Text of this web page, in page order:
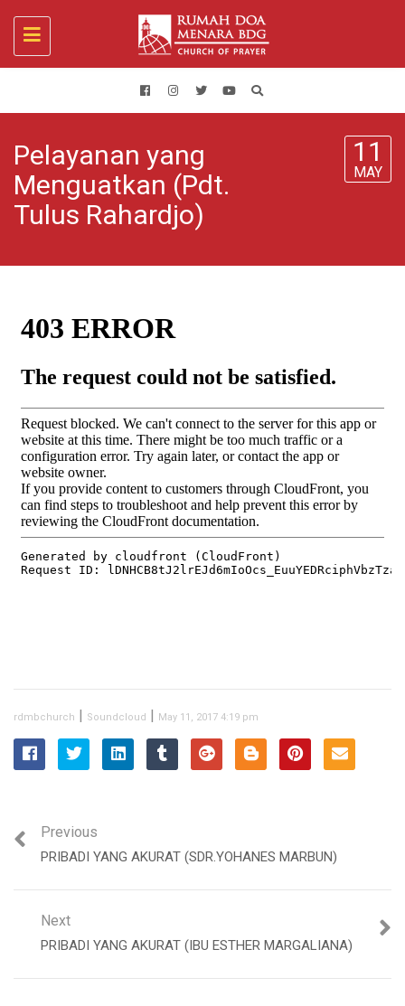
Toggle
navigation
Pelayanan yang
Menguatkan (Pdt.
Tulus Rahardjo)
11
MAY
rdmbchurch | Soundcloud | May 11, 2017 4:19 pm
Previous
PRIBADI YANG AKURAT (SDR.YOHANES MARBUN)
Next
PRIBADI YANG AKURAT (IBU ESTHER MARGALIANA)